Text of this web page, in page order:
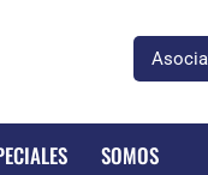
SOMOS